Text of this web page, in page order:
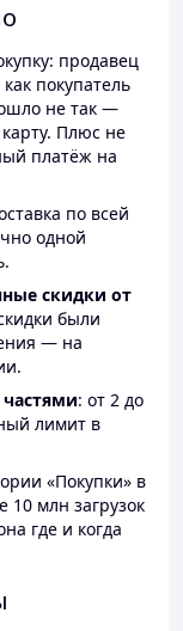
продавец
покупатель
не так —
Плюс не
платёж на
по всей
одной
скидки от
были
— на
: от 2 до
лимит в
«Покупки» в
10 млн загрузок
где и когда